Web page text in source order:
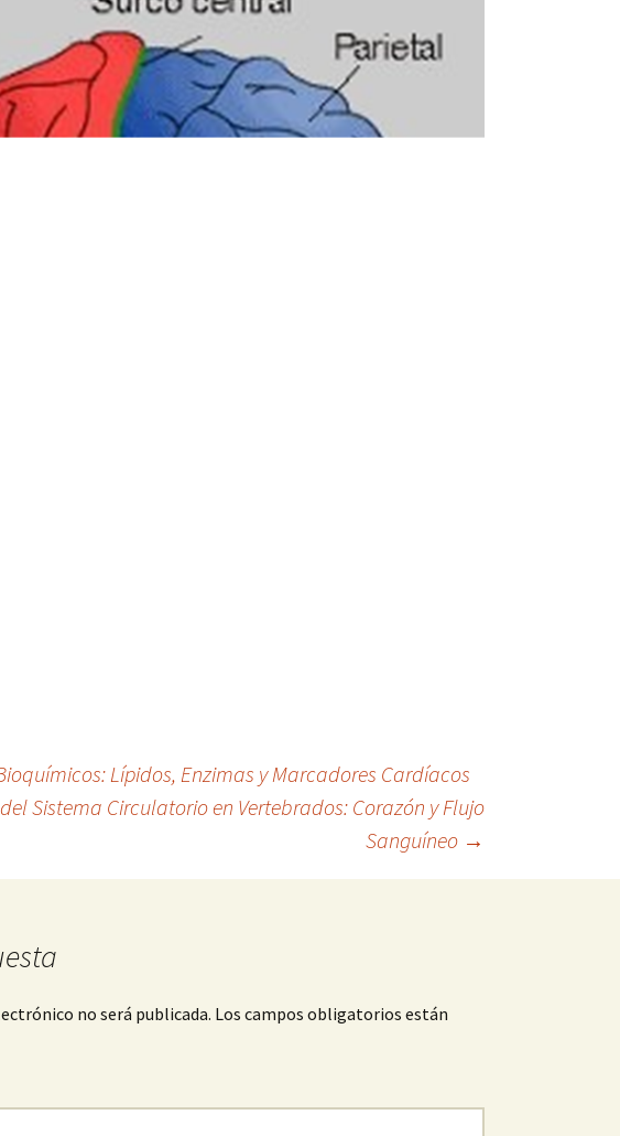
Lípidos, Enzimas y Marcadores Cardíacos
Sistema Circulatorio en Vertebrados: Corazón y Flujo
Sanguíneo →
no será publicada. Los campos obligatorios están